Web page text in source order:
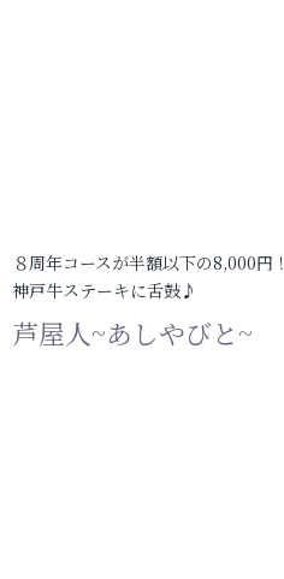
８周年コースが半額以下の8,000円！
神戸牛ステーキに舌鼓♪
芦屋人~あしやびと~